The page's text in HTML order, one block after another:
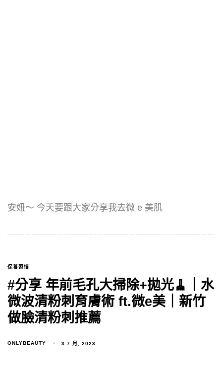
安妞～ 今天要跟大家分享我去微 e 美肌
保養習慣
#分享 年前毛孔大掃除+拋光🧹｜水
微波清粉刺育膚術 ft.微e美｜新竹
做臉清粉刺推薦
ONLYBEAUTY 3 7 月, 2023